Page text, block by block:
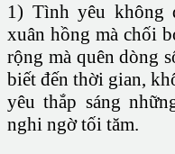
1) Tình yêu không
xuân hồng mà chối
rộng mà quên dòng
biết đến thời gian,
yêu thắp sáng
nghi ngờ tối tăm.